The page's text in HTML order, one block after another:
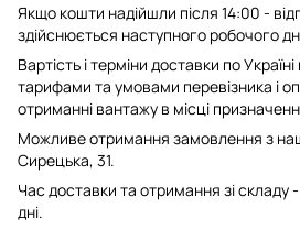
Якщо кошти надійшли після 14:00 -
здійснюється наступного робочого
Вартість і терміни доставки по
тарифами та умовами перевізника і
отриманні вантажу в місці
Можливе отримання замовлення з
Сирецька, 31.
Час доставки та отримання зі складу
дні.